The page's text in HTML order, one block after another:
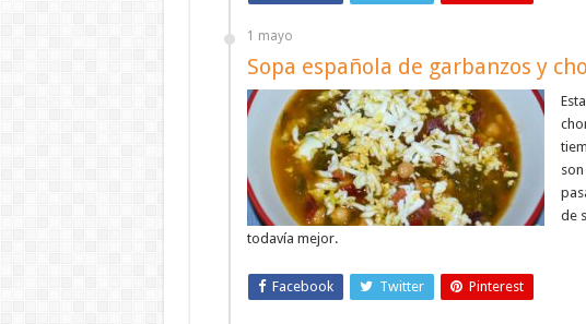
1 mayo
Sopa española de garbanzos y
de
todavía mejor.
Facebook Twitter Pinterest